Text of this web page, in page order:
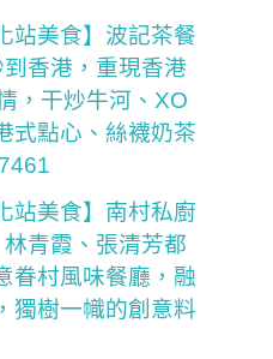
站美食】波記茶餐
香港，重現香港
，干炒牛河、XO
式點心、絲襪奶茶
站美食】南村私廚
青霞、張清芳都
眷村風味餐廳，融
獨樹一幟的創意料